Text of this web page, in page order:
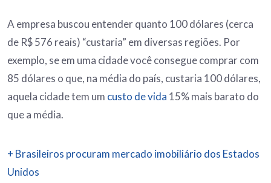
A empresa buscou entender quanto 100 dólares (cerca
de R$ 576 reais) “custaria” em diversas regiões. Por
exemplo, se em uma cidade você consegue comprar com
85 dólares o que, na média do país, custaria 100 dólares,
aquela cidade tem um custo de vida 15% mais barato do
que a média.
+ Brasileiros procuram mercado imobiliário dos Estados
Unidos